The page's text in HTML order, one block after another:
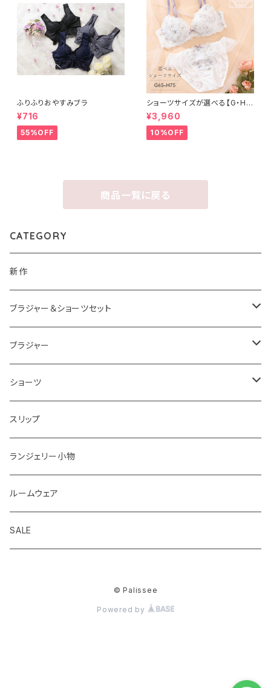
ふりふりおやすみブラ
¥716
55%OFF
ショーツサイズが選べる【G・H】
セレナーデ ブラ＆ショーツセット
¥3,960
10%OFF
商品一覧に戻る
CATEGORY
新作
ブラジャー＆ショーツセット
ブラジャー＆ショーツセットすべて
ナイスフィットシリーズ ブラジャー＆ショーツセット
ショーツサイズが選べる ブラジャー＆ショーツセット
2,000円以下ブラジャー＆ショーツセット
華奢Tブラジャー＆ショーツセット
脇高ブラジャー＆ショーツセット
ブラジャー＆ショーツ＋Tバックショーツ3点セット
ブラジャー
ブラジャーすべて
ストラップレスブラ
着瘦せブラ
ショーツ
ショーツすべて
ノーマル
ひもショーツ
Tショーツ
スリップ
ランジェリー小物
ルームウェア
SALE
© Palissee
Powered by